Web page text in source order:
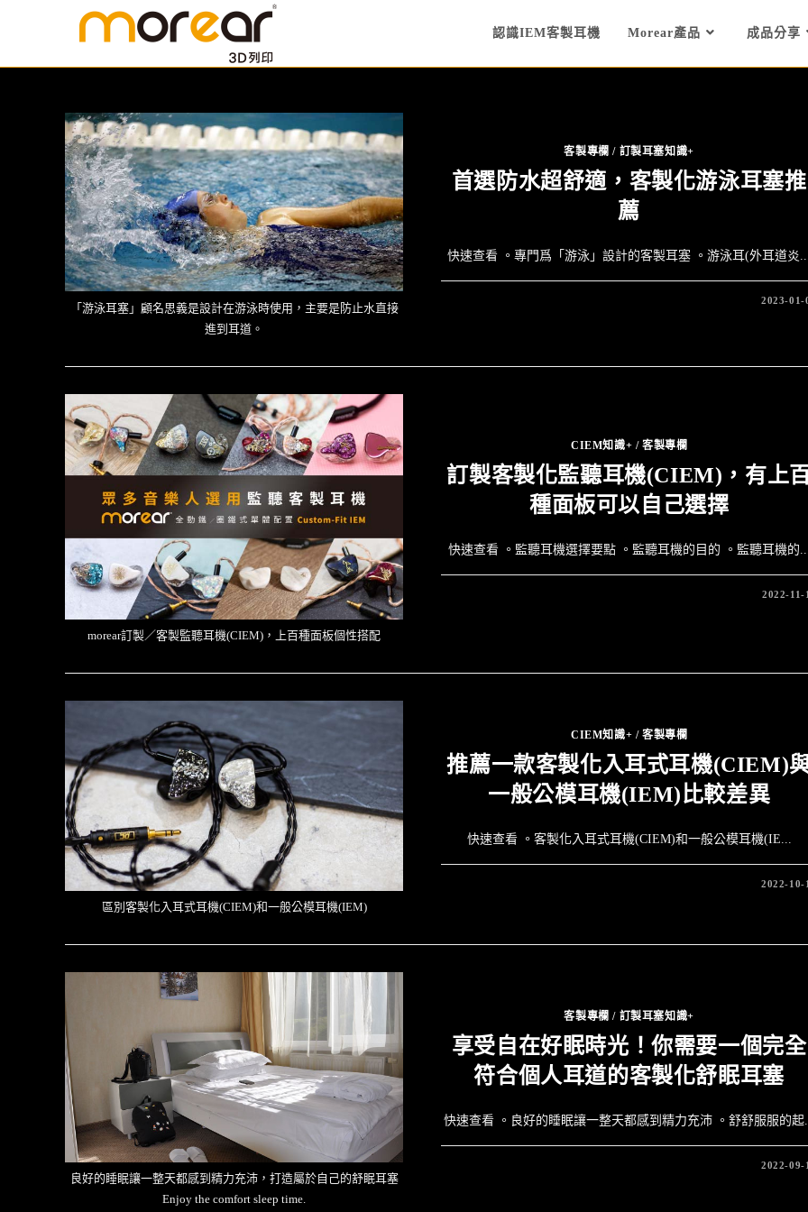
認識IEM客製耳機 Morear產品 成品分享
「游泳耳塞」顧名思義是設計在游泳時使用，主要是防止水直接
進到耳道。
客製專欄 / 訂製耳塞知識+
首選防水超舒適，客製化游泳耳塞推
薦
快速查看 。專門爲「游泳」設計的客製耳塞 。游泳耳(外耳道炎...
2023-01-
morear訂製／客製監聽耳機(CIEM)，上百種面板個性搭配
CIEM知識+ / 客製專欄
訂製客製化監聽耳機(CIEM)，有上
種面板可以自己選擇
快速查看 。監聽耳機選擇要點 。監聽耳機的目的 。監聽耳機的...
2022-11-
區別客製化入耳式耳機(CIEM)和一般公模耳機(IEM)
CIEM知識+ / 客製專欄
推薦一款客製化入耳式耳機(CIEM)
一般公模耳機(IEM)比較差異
快速查看 。客製化入耳式耳機(CIEM)和一般公模耳機(IE...
2022-10-
良好的睡眠讓一整天都感到精力充沛，打造屬於自己的舒眠耳塞
Enjoy the comfort sleep time.
客製專欄 / 訂製耳塞知識+
享受自在好眠時光！你需要一個完全
符合個人耳道的客製化舒眠耳塞
快速查看 。良好的睡眠讓一整天都感到精力充沛 。舒舒服服的起
2022-09-